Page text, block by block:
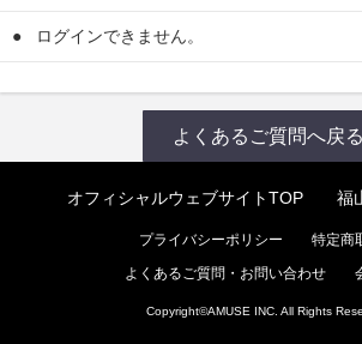
ログインできません。
よくあるご質問へ戻る
オフィシャルウェブサイトTOP 福
プライバシーポリシー
特定商
よくあるご質問・お問い合わせ
Copyright©AMUSE INC. All Rights